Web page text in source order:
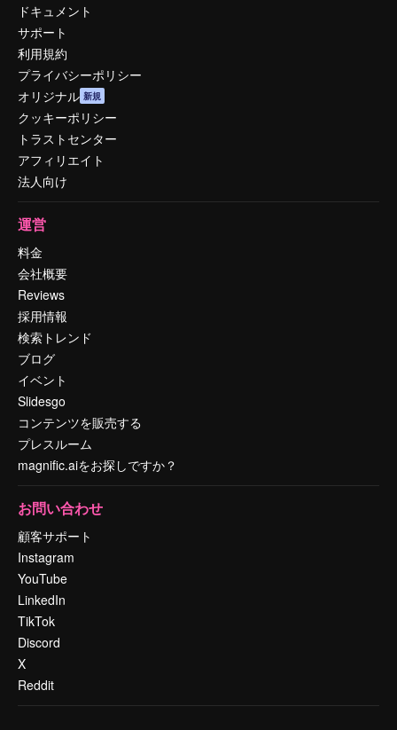
ドキュメント
サポート
利用規約
プライバシーポリシー
オリジナル 新規
クッキーポリシー
トラストセンター
アフィリエイト
法人向け
運営
料金
会社概要
Reviews
採用情報
検索トレンド
ブログ
イベント
Slidesgo
コンテンツを販売する
プレスルーム
magnific.aiをお探しですか？
お問い合わせ
顧客サポート
Instagram
YouTube
LinkedIn
TikTok
Discord
X
Reddit